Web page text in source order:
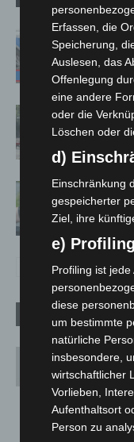
A7
1 Kommentar
Mousavi
11. November
Ich finde
danke und
Erfassen, die
Speicherung,
Auslesen, das
Offenlegung
eine andere
oder die
Löschen oder
d)
Einschränkung
gespeicherter
Ziel, ihre
e) Profiling
Profiling ist
diese
um bestimmte
natürliche
insbesondere,
wirtschaftlicher
Vorlieben,
Aufenthaltsort
Person zu